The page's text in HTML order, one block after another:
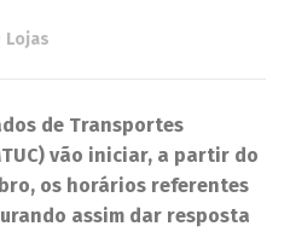
Lojas
de Transportes
vão iniciar, a partir do
os horários referentes
assim dar resposta